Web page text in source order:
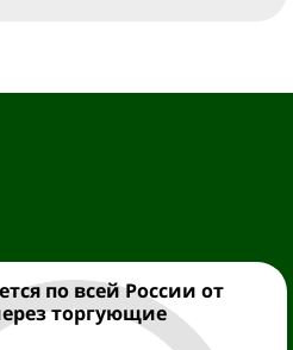
по всей России от
торгующие